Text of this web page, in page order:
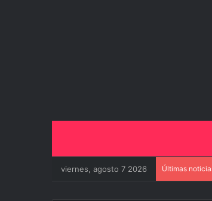
viernes, agosto 7 2026 Últimas